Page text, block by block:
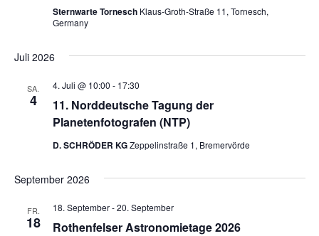
Sternwarte Tornesch Klaus-Groth-Straße 11, Tornesch,
Germany
Juli 2026
SA.
4
11. Norddeutsche Tagung der
Planetenfotografen (NTP)
4. Juli @ 10:00 - 17:30
D. SCHRÖDER KGZeppelinstraße 1, Bremervörde
September 2026
FR.
18 Rothenfelser Astronomietage 2026
18. September-20. September